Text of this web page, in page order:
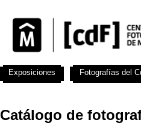
Catálogo de
Exposiciones Fotografías del